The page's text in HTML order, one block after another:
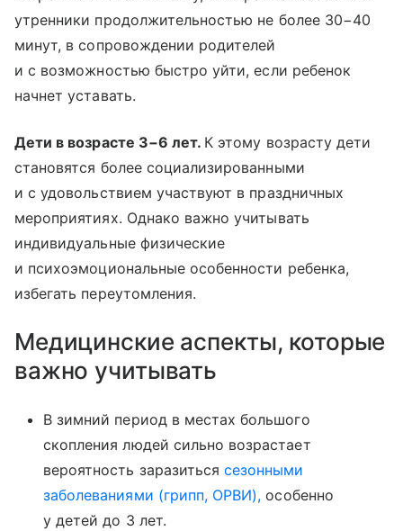
утренники продолжительностью не более 30−40
минут, в сопровождении родителей
и с возможностью быстро уйти, если ребенок
начнет уставать.
Дети в возрасте 3−6 лет. К этому возрасту дети
становятся более социализированными
и с удовольствием участвуют в праздничных
мероприятиях. Однако важно учитывать
индивидуальные физические
и психоэмоциональные особенности ребенка,
избегать переутомления.
Медицинские аспекты, которые
важно учитывать
В зимний период в местах большого
скопления людей сильно возрастает
вероятность заразитьсясезонными
заболеваниями (грипп, ОРВИ), особенно
у детей до 3 лет.